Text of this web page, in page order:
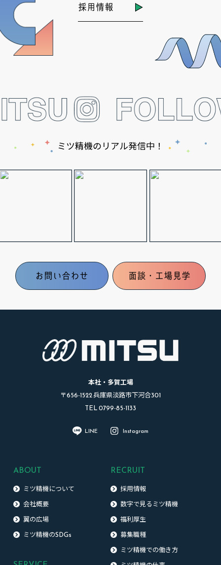
採用情報
ミツ精機のリアル発信中！
お問い合わせ 面談・工場見学
本社・多賀工場
〒656-1522 兵庫県淡路市下河合301
TEL 0799-85-1133
LINE Instagram
ABOUT
ミツ精機について
会社概要
翼の広場
ミツ精機のSDGs
RECRUIT
採用情報
数字で見るミツ精機
福利厚生
募集職種
ミツ精機での働き方